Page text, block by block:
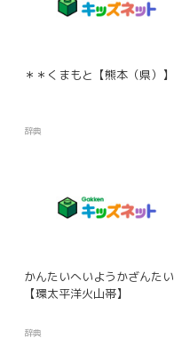
＊＊くまもと【熊本（県）】
辞典
かんたいへいようかざんたい
【環太平洋火山帯】
辞典